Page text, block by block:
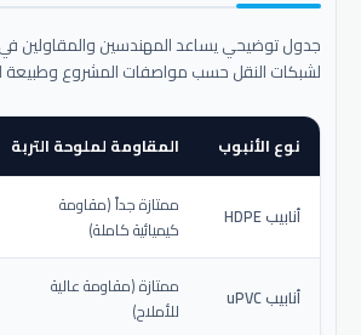
جدول توضيحي يساعد المهندسين والمقاولين في
لشبكات النقل حسب مواصفات المشروع وطبيعة
نوع الأنبوب المقاومة لملوحة التربة
أنابيب HDPE
ممتازة جداً (مقاومة
كيميائية كاملة)
أنابيب uPVC
ممتازة (مقاومة عالية
للأملاح)